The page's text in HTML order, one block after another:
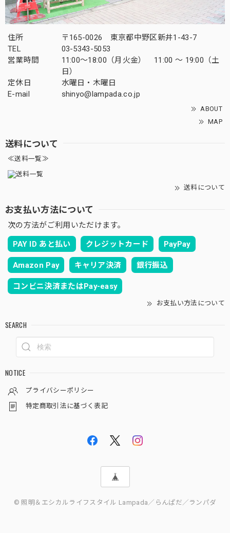
住所
〒165-0026 東京都中野区新井1-43-7
TEL
03-5343-5053
営業時間
11:00～18:00（月火金） 11:00 ～ 19:00（土
日）
定休日
水曜日・木曜日
E-mail
shinyo@lampada.co.jp
ABOUT
MAP
送料について
≪送料一覧≫
送料について
お支払い方法について
次の方法がご利用いただけます。
PAY ID あと払い クレジットカード PayPay
Amazon Pay キャリア決済 銀行振込
コンビニ決済またはPay-easy
お支払い方法について
SEARCH
NOTICE
プライバシーポリシー
特定商取引法に基づく表記
© 照明＆エシカルライフスタイル Lampada／らんぱだ／ランパダ